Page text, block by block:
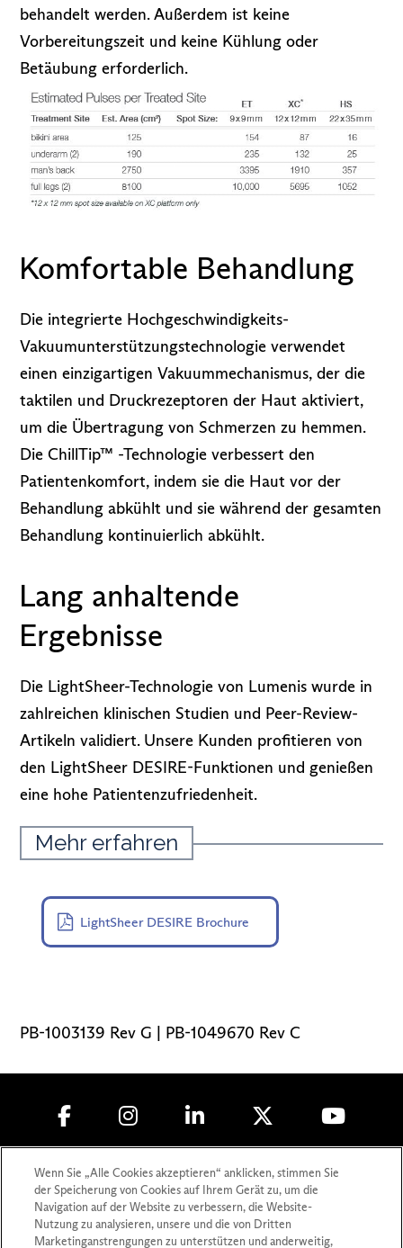
behandelt werden. Außerdem ist keine
Vorbereitungszeit und keine Kühlung oder
Betäubung erforderlich.
Komfortable Behandlung
Die integrierte Hochgeschwindigkeits-
Vakuumunterstützungstechnologie verwendet
einen einzigartigen Vakuummechanismus, der die
taktilen und Druckrezeptoren der Haut aktiviert,
um die Übertragung von Schmerzen zu hemmen.
Die ChillTip™ -Technologie verbessert den
Patientenkomfort, indem sie die Haut vor der
Behandlung abkühlt und sie während der gesamten
Behandlung kontinuierlich abkühlt.
Lang anhaltende
Ergebnisse
Die LightSheer-Technologie von Lumenis wurde in
zahlreichen klinischen Studien und Peer-Review-
Artikeln validiert. Unsere Kunden profitieren von
den LightSheer DESIRE-Funktionen und genießen
eine hohe Patientenzufriedenheit.
Mehr erfahren
LightSheer DESIRE Brochure
PB-1003139 Rev G | PB-1049670 Rev C
Copyright © 2010-2026Lumenis (Germany)
GmbH. Alle Rechte vorbehalte
Datenschutz
Wenn Sie „Alle Cookies akzeptieren“ anklicken, stimmen Sie
der Speicherung von Cookies auf Ihrem Gerät zu, um die
Navigation auf der Website zu verbessern, die Website-
Nutzung zu analysieren, unsere und die von Dritten
Marketinganstrengungen zu unterstützen und anderweitig,